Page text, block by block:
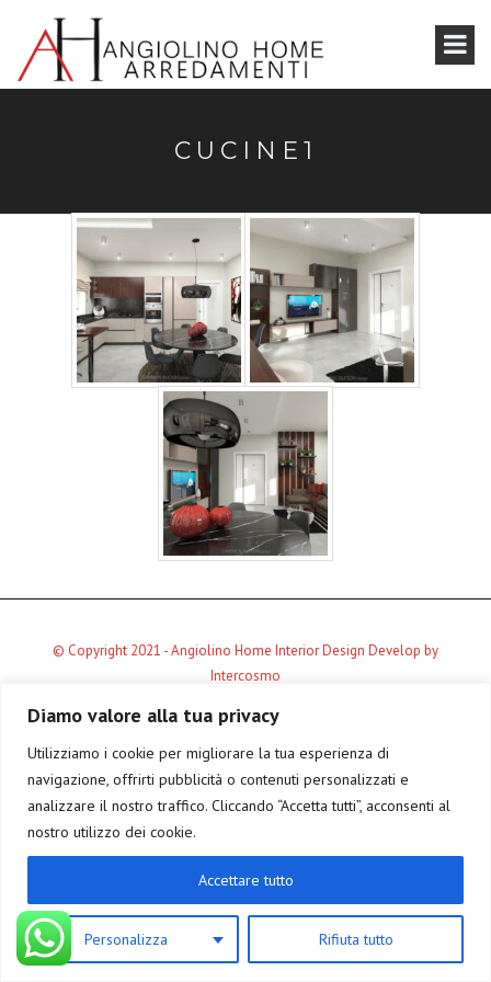
Diamo valore alla tua privacy
Utilizziamo i cookie per migliorare la tua esperienza di
navigazione, offrirti pubblicità o contenuti personalizzati e
analizzare il nostro traffico. Cliccando “Accetta tutti”, acconsenti al
nostro utilizzo dei cookie.
Personalizza Rifiuta tutto
Accettare tutto
CUCINE1
© Copyright 2021 - Angiolino Home Interior Design Develop by
Intercosmo